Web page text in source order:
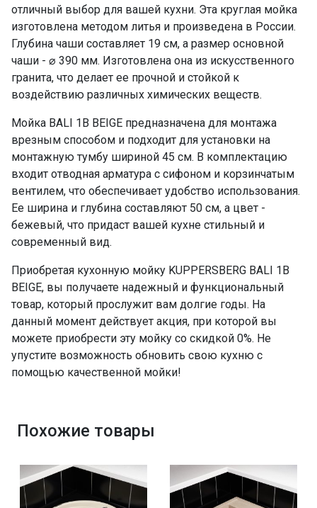
отличный выбор для вашей кухни. Эта круглая мойка
изготовлена методом литья и произведена в России.
Глубина чаши составляет 19 см, а размер основной
чаши - ⌀ 390 мм. Изготовлена она из искусственного
гранита, что делает ее прочной и стойкой к
воздействию различных химических веществ.
Мойка BALI 1B BEIGE предназначена для монтажа
врезным способом и подходит для установки на
монтажную тумбу шириной 45 см. В комплектацию
входит отводная арматура с сифоном и корзинчатым
вентилем, что обеспечивает удобство использования.
Ее ширина и глубина составляют 50 см, а цвет -
бежевый, что придаст вашей кухне стильный и
современный вид.
Приобретая кухонную мойку KUPPERSBERG BALI 1B
BEIGE, вы получаете надежный и функциональный
товар, который прослужит вам долгие годы. На
данный момент действует акция, при которой вы
можете приобрести эту мойку со скидкой 0%. Не
упустите возможность обновить свою кухню с
помощью качественной мойки!
Похожие товары